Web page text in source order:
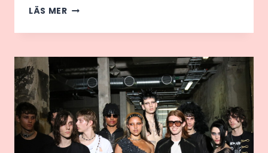
LÄS MERFINAL
FEBER
ÄNGELHOLM
–
EUROPAS
VOLLEYBOLLELIT
GJORDE
UPP
I
CATENA